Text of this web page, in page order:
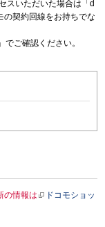
スいただいた場合は「d
の契約回線をお持ちでな
」でご確認ください。
の情報は
ドコモショッ